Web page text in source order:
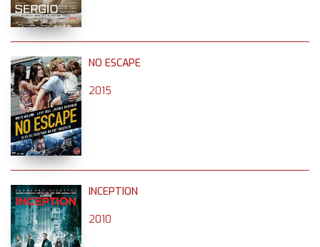
NO ESCAPE
2015
INCEPTION
2010